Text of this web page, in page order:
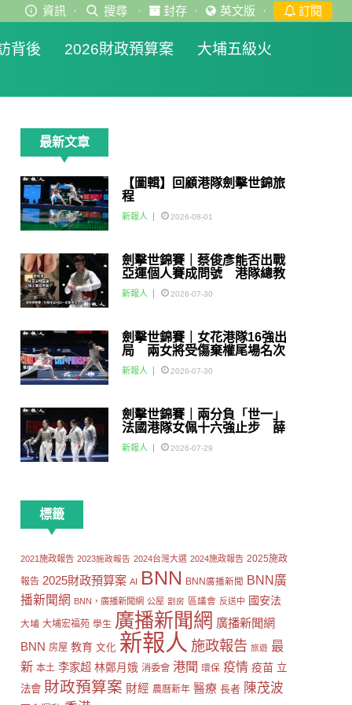
資訊 · 搜尋 · 封存 · 英文版 · 訂閱
背後 2026財政預算案
大埔五級火
最新文章
【圖輯】回顧港隊劍擊世錦旅
程
新報人 2026-08-01
劍擊世錦賽｜蔡俊彥能否出戰
亞運個人賽成問號 港隊總教
練：如醫生話可以一定會用佢
新報人 2026-07-30
劍擊世錦賽｜女花港隊16強出
局 兩女將受傷棄權尾場名次
賽
新報人 2026-07-30
劍擊世錦賽｜兩分負「世一」
法國港隊女佩十六強止步 薛
雅齊：我好有信心我哋可以做
到世界級嘅Team
新報人 2026-07-29
標籤
2021施政報告 2023施政報告 2024台灣大選 2024施政報告 2025施政
報告 2025財政預算案 AI BNN BNN廣播新聞
BNN廣
播新聞網 BNN，廣播新聞網 公屋 劏房 區議會 反送中 國安法
大埔 大埔宏福苑 學生 廣播新聞網 廣播新聞網
BNN 房屋 教育 文化 新報人 施政報告 旅遊 最
新 本土 李家超 林鄭月娥 消委會 港聞 環保 疫情 疫苗 立
法會 財政預算案 財經 農曆新年 醫療 長者 陳茂波